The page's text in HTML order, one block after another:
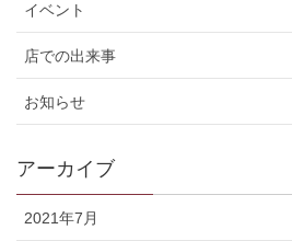
イベント
店での出来事
お知らせ
アーカイブ
2021年7月